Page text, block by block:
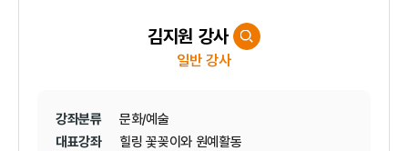
김지원 강사
일반 강사
강좌분류
문화/예술
대표강좌
힐링 꽃꽂이와 원예활동